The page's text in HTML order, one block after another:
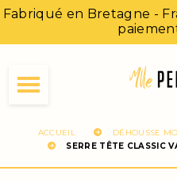
Fabriqué en Bretagne -
ACCUEIL DÉHOUSSE
SERRE TÊTE CLASSIC
Panneau de gestion des cookies